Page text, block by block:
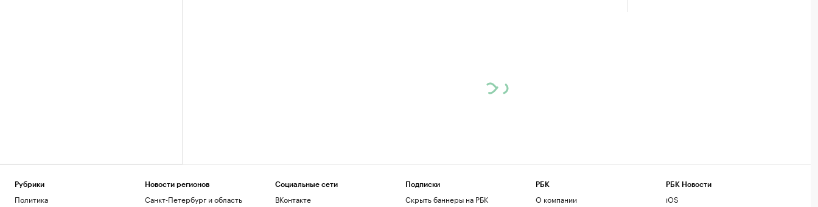
Рубрики
Политика
Новости регионов
Санкт-Петербург и область
Социальные сети
ВКонтакте
Подписки
Скрыть баннеры на РБК
РБК
О компании
РБК Новости
iOS